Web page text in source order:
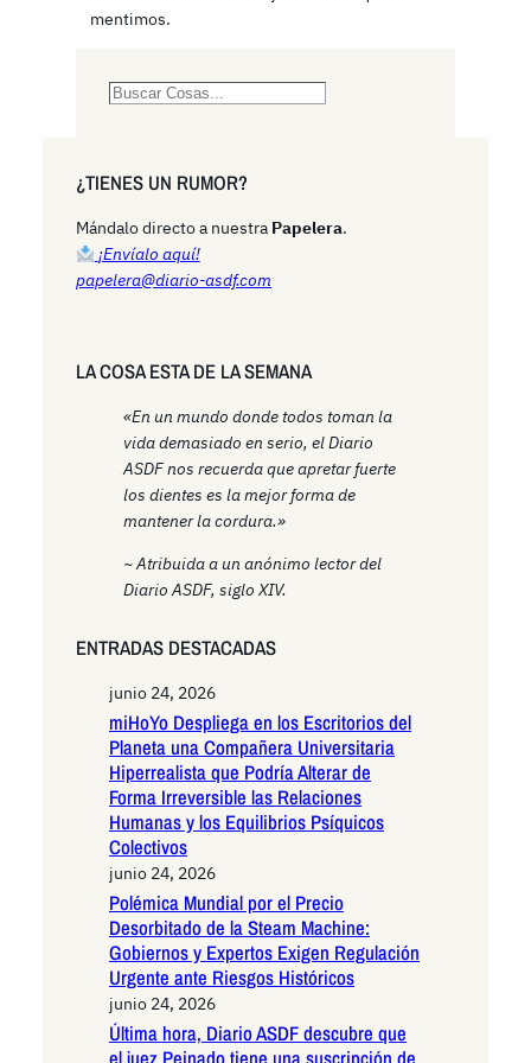
mentimos.
S
r
h
¿TIENES UN RUMOR?
Mándalo directo a nuestra Papelera.
¡Envíalo aquí!
papelera@diario-asdf.com
LA COSA ESTA DE LA SEMANA
«En un mundo donde todos toman la
vida demasiado en serio, el Diario
ASDF nos recuerda que apretar fuerte
los dientes es la mejor forma de
mantener la cordura.»
~ Atribuida a un anónimo lector del
Diario ASDF, siglo XIV.
ENTRADAS DESTACADAS
junio 24, 2026
miHoYo Despliega en los Escritorios del
Planeta una Compañera Universitaria
Hiperrealista que Podría Alterar de
Forma Irreversible las Relaciones
Humanas y los Equilibrios Psíquicos
Colectivos
junio 24, 2026
Polémica Mundial por el Precio
Desorbitado de la Steam Machine:
Gobiernos y Expertos Exigen Regulación
Urgente ante Riesgos Históricos
junio 24, 2026
Última hora, Diario ASDF descubre que